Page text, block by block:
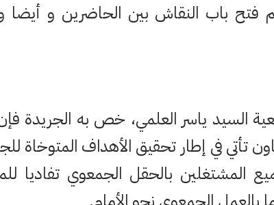
فتح باب النقاش بين الحاضرين و أيضا
السيد ياسر العلمي، خص به الجريدة فإن
تأتي في إطار تحقيق الأهداف المتوخاة
المشتغلين بالحقل الجمعوي تفاديا